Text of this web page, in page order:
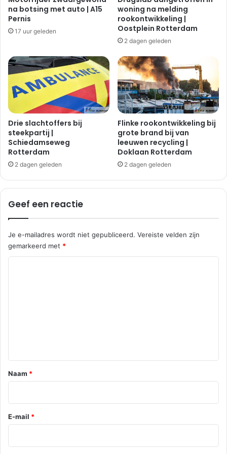
e
r
v
a
H
a
a
r
n
l
a
a
n
,
c
i
a
m
t
o
i
d
e
n
s
v
e
r
s
t
e
|
o
r
t
na botsing met auto | A15
Pernis
17 uur geleden
woning na melding
rookontwikkeling |
Oostplein Rotterdam
2 dagen geleden
Drie slachtoffers bij
steekpartij |
Schiedamseweg
Rotterdam
2 dagen geleden
Flinke rookontwikkeling bij
grote brand bij van
leeuwen recycling |
Doklaan Rotterdam
2 dagen geleden
Geef een reactie
Je e-mailadres wordt niet gepubliceerd. Vereiste velden zijn
gemarkeerd met *
*
Naam *
E-mail *